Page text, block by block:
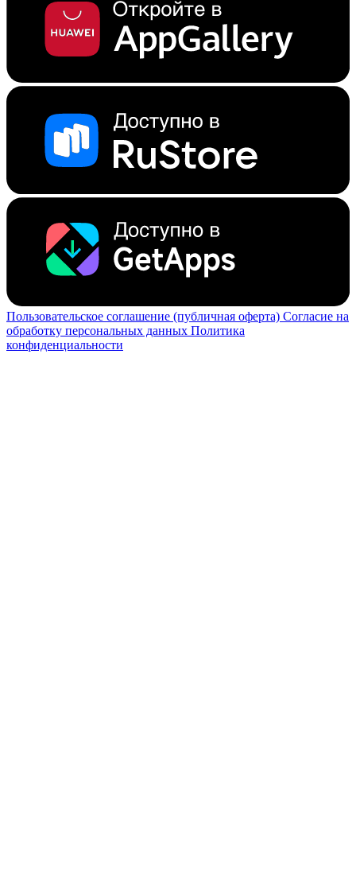
Пользовательское соглашение (публичная оферта) Согласие на
обработку персональных данных Политика
конфиденциальности